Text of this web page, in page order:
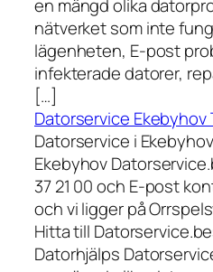
en mängd olika
nätverket som inte
lägenheten, E-post
infekterade datorer,
[…]
Datorservice Ekebyhov
Datorservice i
Ekebyhov
37 21 00 och E-post
och vi ligger på
Hitta till
Datorhjälps